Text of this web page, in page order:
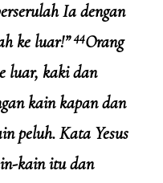
Ia dengan
ke luar!”44Orang
luar, kaki dan
kain kapan dan
peluh. Kata Yesus
kain itu dan